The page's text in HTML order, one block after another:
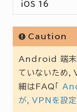
iOS 16
Caution
Android 端末
ていないため
細はFAQ「
が，VPNを設定